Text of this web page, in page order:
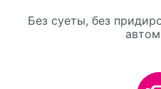
Без суеты, без